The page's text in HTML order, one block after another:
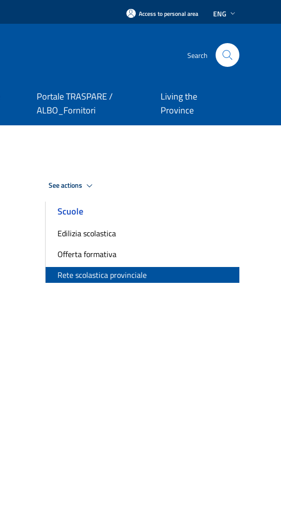
Access to personal area ENG
Search
Portale TRASPARE /
ALBO_Fornitori
Living the
Province
See actions
Scuole
Edilizia scolastica
Offerta formativa
Rete scolastica provinciale